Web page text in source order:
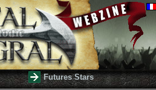
Futures Stars